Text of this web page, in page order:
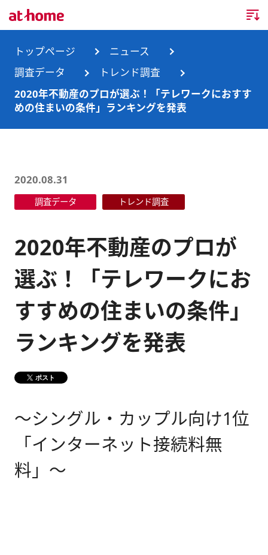
トップページ
企業情報
企業情報TOP
事業所・グループ会社
サステナビリティ
健康経営
DX戦略
CM・動画紹介
ニュース
ニュースリリース
ランキング
メディア掲載情報
不動産会社間情報流通サービス
新卒採用情報
キャリア採用情報
お問合せ
トップページ
ニュース
調査データ
トレンド調査
2020年不動産のプロが選ぶ！「テレワークにおすす
めの住まいの条件」ランキングを発表
2020.08.31
調査データ トレンド調査
2020年不動産のプロが
選ぶ！「テレワークにお
すすめの住まいの条件」
ランキングを発表
ポスト
～シングル・カップル向け1位
「インターネット接続料無
料」～